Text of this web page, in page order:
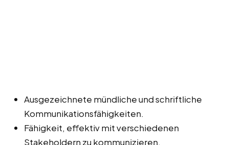
Ausgezeichnete mündliche und schriftliche
Kommunikationsfähigkeiten.
Fähigkeit, effektiv mit verschiedenen
Stakeholdern zu kommunizieren.